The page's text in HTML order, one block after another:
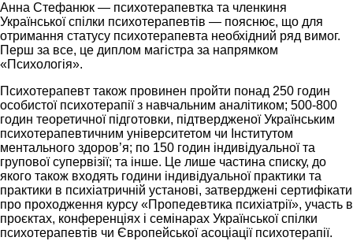
Анна Стефанюк — психотерапевтка та членкиня
Української спілки психотерапевтів — пояснює, що для
отримання статусу психотерапевта необхідний ряд вимог.
Перш за все, це диплом магістра за напрямком
«Психологія».
Психотерапевт також провинен пройти понад 250 годин
особистої психотерапії з навчальним аналітиком; 500-800
годин теоретичної підготовки, підтвердженої Українським
психотерапевтичним університетом чи Інститутом
ментального здоров’я; по 150 годин індивідуальної та
групової супервізії; та інше. Це лише частина списку, до
якого також входять години індивідуальної практики та
практики в психіатричній установі, затверджені сертифікати
про проходження курсу «Пропедевтика психіатрії», участь в
проєктах, конференціях і семінарах Української спілки
психотерапевтів чи Європейської асоціації психотерапії.